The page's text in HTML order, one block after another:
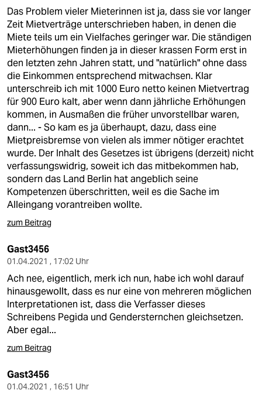
Das Problem vieler Mieterinnen ist ja, dass sie vor langer
Zeit Mietverträge unterschrieben haben, in denen die
Miete teils um ein Vielfaches geringer war. Die ständigen
Mieterhöhungen finden ja in dieser krassen Form erst in
den letzten zehn Jahren statt, und "natürlich" ohne dass
die Einkommen entsprechend mitwachsen. Klar
unterschreib ich mit 1000 Euro netto keinen Mietvertrag
für 900 Euro kalt, aber wenn dann jährliche Erhöhungen
kommen, in Ausmaßen die früher unvorstellbar waren,
dann... - So kam es ja überhaupt, dazu, dass eine
Mietpreisbremse von vielen als immer nötiger erachtet
wurde. Der Inhalt des Gesetzes ist übrigens (derzeit) nicht
verfassungswidrig, soweit ich das mitbekommen hab,
sondern das Land Berlin hat angeblich seine
Kompetenzen überschritten, weil es die Sache im
Alleingang vorantreiben wollte.
zum Beitrag
Gast3456
01.04.2021 , 17:02 Uhr
Ach nee, eigentlich, merk ich nun, habe ich wohl darauf
hinausgewollt, dass es nur eine von mehreren möglichen
Interpretationen ist, dass die Verfasser dieses
Schreibens Pegida und Gendersternchen gleichsetzen.
Aber egal...
zum Beitrag
Gast3456
01.04.2021 , 16:51 Uhr